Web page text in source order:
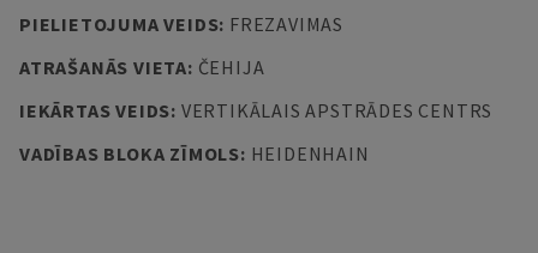
PIELIETOJUMA VEIDS: FREZAVIMAS
ATRAŠANĀS VIETA: ČEHIJA
IEKĀRTAS VEIDS: VERTIKĀLAIS APSTRĀDES CENTRS
VADĪBAS BLOKA ZĪMOLS: HEIDENHAIN